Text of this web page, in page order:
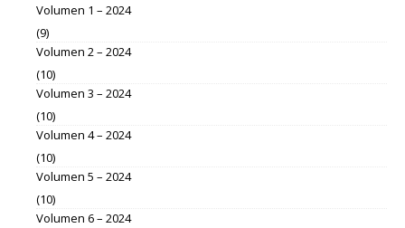
Volumen 1 – 2024
(9)
Volumen 2 – 2024
(10)
Volumen 3 – 2024
(10)
Volumen 4 – 2024
(10)
Volumen 5 – 2024
(10)
Volumen 6 – 2024